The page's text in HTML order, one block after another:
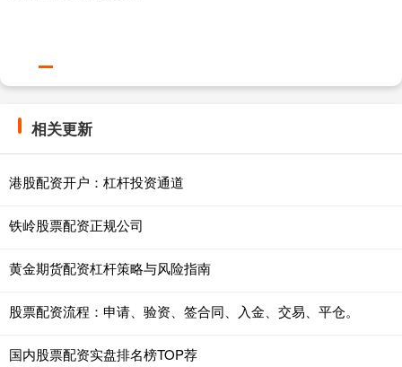
相关更新
港股配资开户：杠杆投资通道
铁岭股票配资正规公司
黄金期货配资杠杆策略与风险指南
股票配资流程：申请、验资、签合同、入金、交易、平仓。
国内股票配资实盘排名榜TOP荐